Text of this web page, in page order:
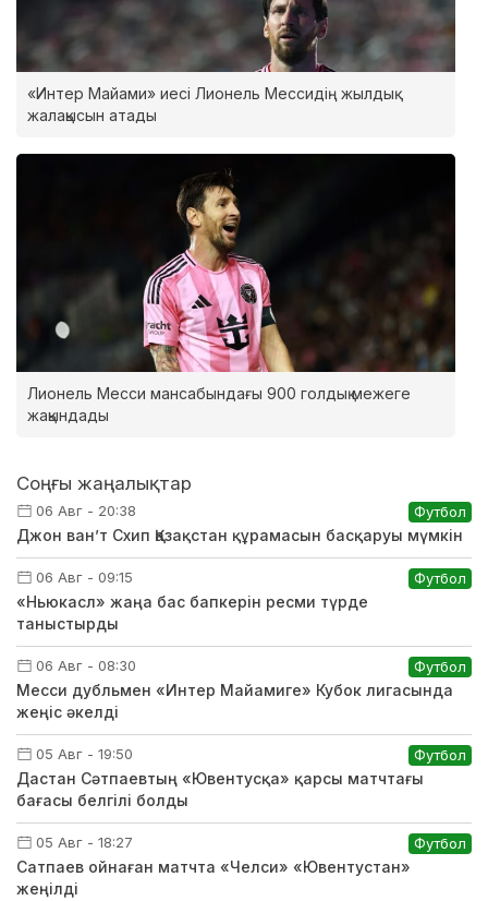
«Интер Майами» иесі Лионель Мессидің жылдық
жалақысын атады
Лионель Месси мансабындағы 900 голдық межеге
жақындады
Соңғы жаңалықтар
06 Авг - 20:38 Футбол
Джон ван’т Схип Қазақстан құрамасын басқаруы мүмкін
06 Авг - 09:15 Футбол
«Ньюкасл» жаңа бас бапкерін ресми түрде
таныстырды
06 Авг - 08:30 Футбол
Месси дубльмен «Интер Майамиге» Кубок лигасында
жеңіс әкелді
05 Авг - 19:50 Футбол
Дастан Сәтпаевтың «Ювентусқа» қарсы матчтағы
бағасы белгілі болды
05 Авг - 18:27 Футбол
Сатпаев ойнаған матчта «Челси» «Ювентустан»
жеңілді